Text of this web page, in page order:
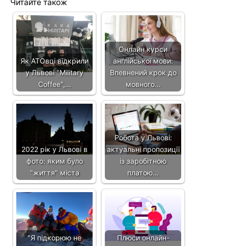
Читайте також
Як АТОвці відкрили
у Львові "Military
Coffee",…
Онлайн курси
англійської мови:
Впевнений крок до
мовного…
2022 рік у Львові в
фото: яким було
"життя" міста
Робота у Львові:
актуальні пропозиції
із заробітною
платою…
"Я підкорюю не
Плюси онлайн-